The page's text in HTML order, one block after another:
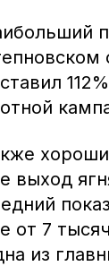
выход
от 7
из